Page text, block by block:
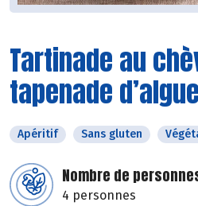
Tartinade au
tapenade
Apéritif Sans gluten
Nombre de
4 personnes